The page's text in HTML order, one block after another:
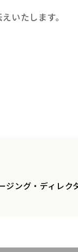
いたします。
ング・ディレク